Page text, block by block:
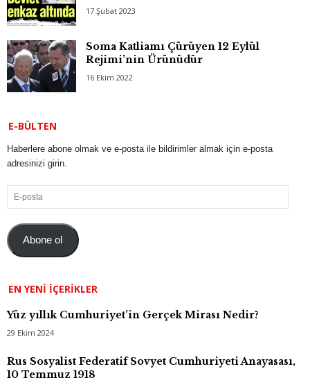
17 Şubat 2023
Soma Katliamı Çürüyen 12 Eylül
Rejimi’nin Ürünüdür
16 Ekim 2022
E-BÜLTEN
Haberlere abone olmak ve e-posta ile bildirimler almak için e-posta
adresinizi girin.
E-
posta
Abone ol
EN YENI İÇERIKLER
Yüz yıllık Cumhuriyet’in Gerçek Mirası Nedir?
29 Ekim 2024
Rus Sosyalist Federatif Sovyet Cumhuriyeti Anayasası,
10 Temmuz 1918